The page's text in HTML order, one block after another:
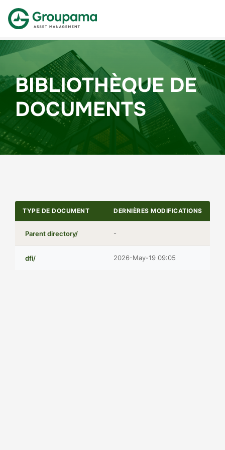
BIBLIOTHÈQUE DE
DOCUMENTS
TYPE DE DOCUMENT DERNIÈRES MODIFICATIONS
Parent directory/ -
dfi/ 2026-May-19 09:05